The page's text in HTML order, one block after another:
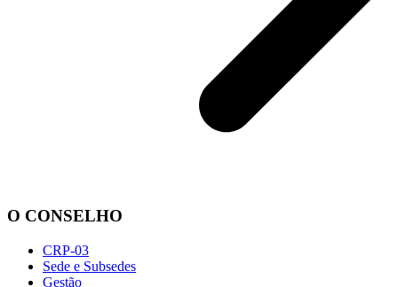
O CONSELHO
CRP-03
Sede e Subsedes
Gestão